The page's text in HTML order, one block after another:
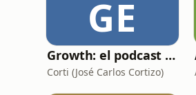
GE
Growth: el podcast de Product Hackers 🚀
Corti (José Carlos Cortizo)